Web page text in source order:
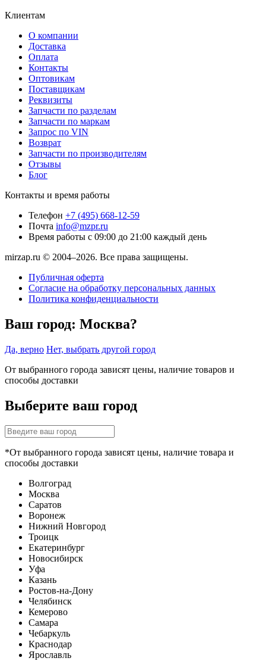
Клиентам
О компании
Доставка
Оплата
Контакты
Оптовикам
Поставщикам
Реквизиты
Запчасти по разделам
Запчасти по маркам
Запрос по VIN
Возврат
Запчасти по производителям
Отзывы
Блог
Контакты и время работы
Телефон +7 (495) 668-12-59
Почта info@mzpr.ru
Время работы с 09:00 до 21:00 каждый день
mirzap.ru © 2004–2026. Все права защищены.
Публичная оферта
Согласие на обработку персональных данных
Политика конфиденциальности
Ваш город: Москва?
Да, верно Нет, выбрать другой город
От выбранного города зависят цены, наличие товаров и
способы доставки
Выберите ваш город
*От выбранного города зависят цены, наличие товара и
способы доставки
Волгоград
Москва
Саратов
Воронеж
Нижний Новгород
Троицк
Екатеринбург
Новосибирск
Уфа
Казань
Ростов-на-Дону
Челябинск
Кемерово
Самара
Чебаркуль
Краснодар
Ярославль